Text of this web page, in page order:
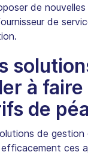
de
de
à
de
de
ces